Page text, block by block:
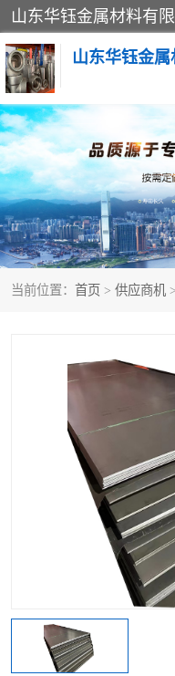
山东华钰金
当前位置： 首页 > 供应商机 >
不锈钢管
管件标准件
不锈钢人孔
不锈钢角钢
不锈钢封头
不锈钢阀门
不锈钢扁钢